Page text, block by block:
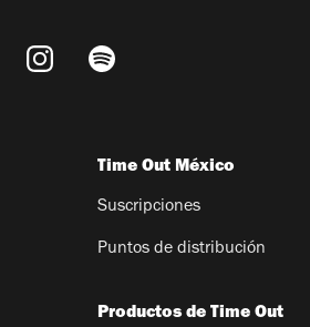
Time Out México
Suscripciones
Puntos de distribución
Productos de Time Out